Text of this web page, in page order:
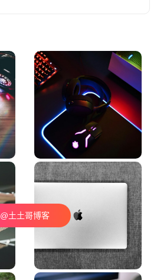
@土土哥博客